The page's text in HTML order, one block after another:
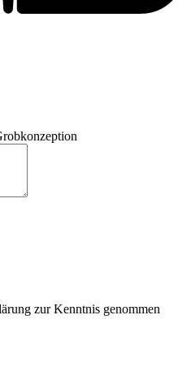
zur Kenntnis genommen